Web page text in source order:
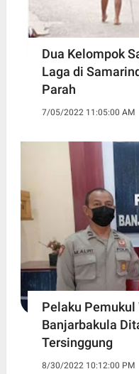
Dua Kelompok
Laga di
Parah
7/05/2022 11:05:00 AM
Pelaku Pemukul
Banjarbakula
Tersinggung
8/30/2022 10:12:00 PM